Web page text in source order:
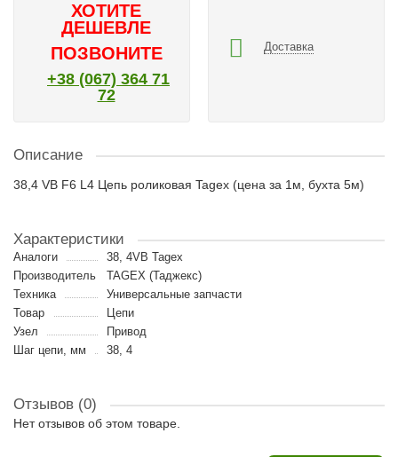
ХОТИТЕ
ДЕШЕВЛЕ
ПОЗВОНИТЕ
+38 (067) 364 71
72
Доставка
Описание
38,4 VB F6 L4 Цепь роликовая Tagex (цена за 1м, бухта 5м)
Характеристики
Аналоги
38, 4VB Tagex
Производитель
TAGEX (Таджекс)
Техника
Универсальные запчасти
Товар
Цепи
Узел
Привод
Шаг цепи, мм
38, 4
Отзывов (0)
Нет отзывов об этом товаре.